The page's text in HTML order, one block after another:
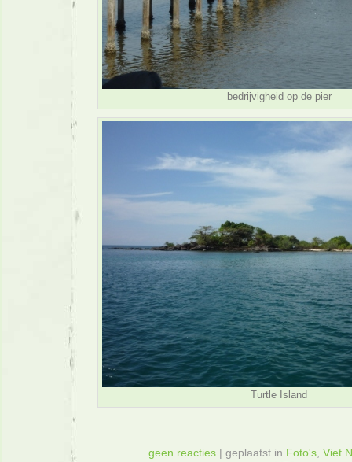
bedrijvigheid op de pier
Turtle Island
geen reacties| geplaatst in Foto's, Viet